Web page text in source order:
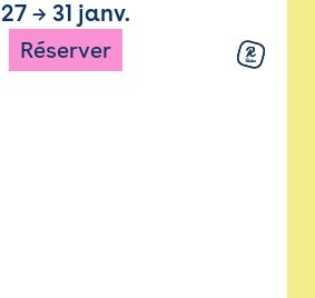
27 → 31 janv.
Réserver